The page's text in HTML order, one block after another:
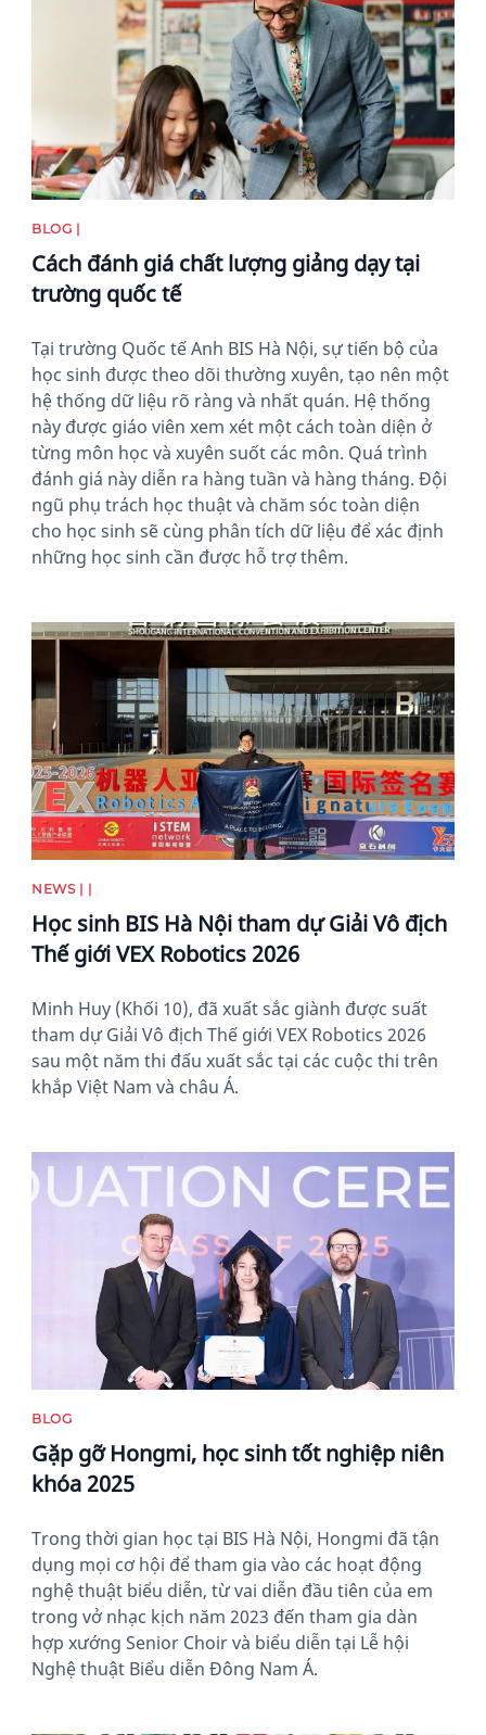
BLOG |
Cách đánh giá chất lượng giảng dạy tại
trường quốc tế
Tại trường Quốc tế Anh BIS Hà Nội, sự tiến bộ của
học sinh được theo dõi thường xuyên, tạo nên một
hệ thống dữ liệu rõ ràng và nhất quán. Hệ thống
này được giáo viên xem xét một cách toàn diện ở
từng môn học và xuyên suốt các môn. Quá trình
đánh giá này diễn ra hàng tuần và hàng tháng. Đội
ngũ phụ trách học thuật và chăm sóc toàn diện
cho học sinh sẽ cùng phân tích dữ liệu để xác định
những học sinh cần được hỗ trợ thêm.
News image
NEWS | |
Học sinh BIS Hà Nội tham dự Giải Vô địch
Thế giới VEX Robotics 2026
Minh Huy (Khối 10), đã xuất sắc giành được suất
tham dự Giải Vô địch Thế giới VEX Robotics 2026
sau một năm thi đấu xuất sắc tại các cuộc thi trên
khắp Việt Nam và châu Á.
News image
BLOG
Gặp gỡ Hongmi, học sinh tốt nghiệp niên
khóa 2025
Trong thời gian học tại BIS Hà Nội, Hongmi đã tận
dụng mọi cơ hội để tham gia vào các hoạt động
nghệ thuật biểu diễn, từ vai diễn đầu tiên của em
trong vở nhạc kịch năm 2023 đến tham gia dàn
hợp xướng Senior Choir và biểu diễn tại Lễ hội
Nghệ thuật Biểu diễn Đông Nam Á.